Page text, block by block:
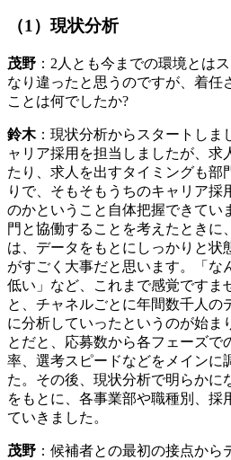
（1）現状分析
茂野 ：2人とも今までの環境とは
なり違ったと思うのですが、着任
ことは何でしたか?
鈴木：現状分析からスタートしま
ャリア採用を担当しましたが、求
たり、求人を出すタイミングも部
りで、そもそもうちのキャリア採
のかということ自体把握できてい
門と協働することを考えたときに
は、データをもとにしっかりと状
がすごく大事だと思います。「な
低い」など、これまで感覚ですま
と、チャネルごとに年間数千人の
に分析していったというのが始ま
とだと、応募数から各フェーズで
率、選考スピードなどをメインに
た。その後、現状分析で明らかに
をもとに、各事業部や職種別、採
ていきました。
茂野 ：候補者との最初の接点か